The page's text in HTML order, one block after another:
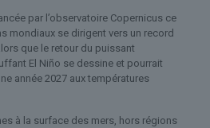
par l’observatoire Copernicus ce
mondiaux se dirigent vers un record
que le retour du puissant
El Niño se dessine et pourrait
année 2027 aux températures
à la surface des mers, hors régions